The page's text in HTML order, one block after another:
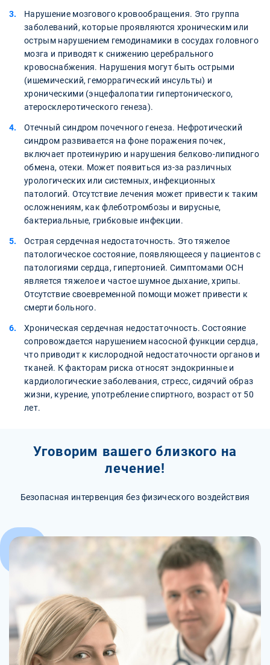
Нарушение мозгового кровообращения. Это группа
заболеваний, которые проявляются хроническим или
острым нарушением гемодинамики в сосудах головного
мозга и приводят к снижению церебрального
кровоснабжения. Нарушения могут быть острыми
(ишемический, геморрагический инсульты) и
хроническими (энцефалопатии гипертонического,
атеросклеротического генеза).
Отечный синдром почечного генеза. Нефротический
синдром развивается на фоне поражения почек,
включает протеинурию и нарушения белково-липидного
обмена, отеки. Может появиться из-за различных
урологических или системных, инфекционных
патологий. Отсутствие лечения может привести к таким
осложнениям, как флеботромбозы и вирусные,
бактериальные, грибковые инфекции.
Острая сердечная недостаточность. Это тяжелое
патологическое состояние, появляющееся у пациентов с
патологиями сердца, гипертонией. Симптомами ОСН
является тяжелое и частое шумное дыхание, хрипы.
Отсутствие своевременной помощи может привести к
смерти больного.
Хроническая сердечная недостаточность. Состояние
сопровождается нарушением насосной функции сердца,
что приводит к кислородной недостаточности органов и
тканей. К факторам риска относят эндокринные и
кардиологические заболевания, стресс, сидячий образ
жизни, курение, употребление спиртного, возраст от 50
лет.
Уговорим вашего близкого на
лечение!
Безопасная интервенция без физического воздействия